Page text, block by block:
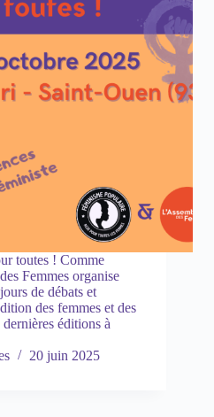
toutes ! Comme
Femmes organise
de débats et
des femmes et des
éditions à
20 juin 2025